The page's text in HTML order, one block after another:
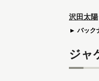
沢田太陽
バック
ジャ